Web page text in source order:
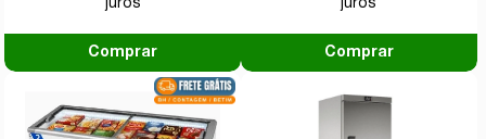
Comprar Comprar